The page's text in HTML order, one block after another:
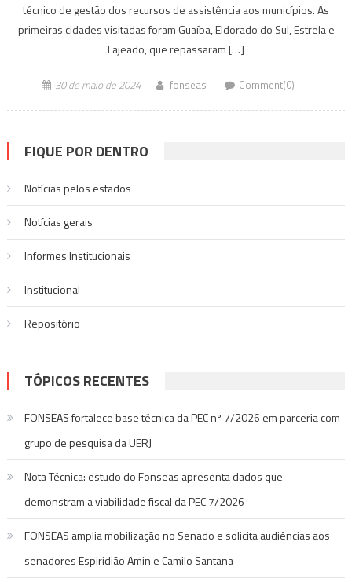
técnico de gestão dos recursos de assistência aos municípios. As
primeiras cidades visitadas foram Guaíba, Eldorado do Sul, Estrela e
Lajeado, que repassaram […]
30 de maio de 2024 fonseas Comment(0)
FIQUE POR DENTRO
Notícias pelos estados
Notí­cias gerais
Informes Institucionais
Institucional
Repositório
TÓPICOS RECENTES
FONSEAS fortalece base técnica da PEC nº 7/2026 em parceria com
grupo de pesquisa da UERJ
Nota Técnica: estudo do Fonseas apresenta dados que
demonstram a viabilidade fiscal da PEC 7/2026
FONSEAS amplia mobilização no Senado e solicita audiências aos
senadores Espiridião Amin e Camilo Santana